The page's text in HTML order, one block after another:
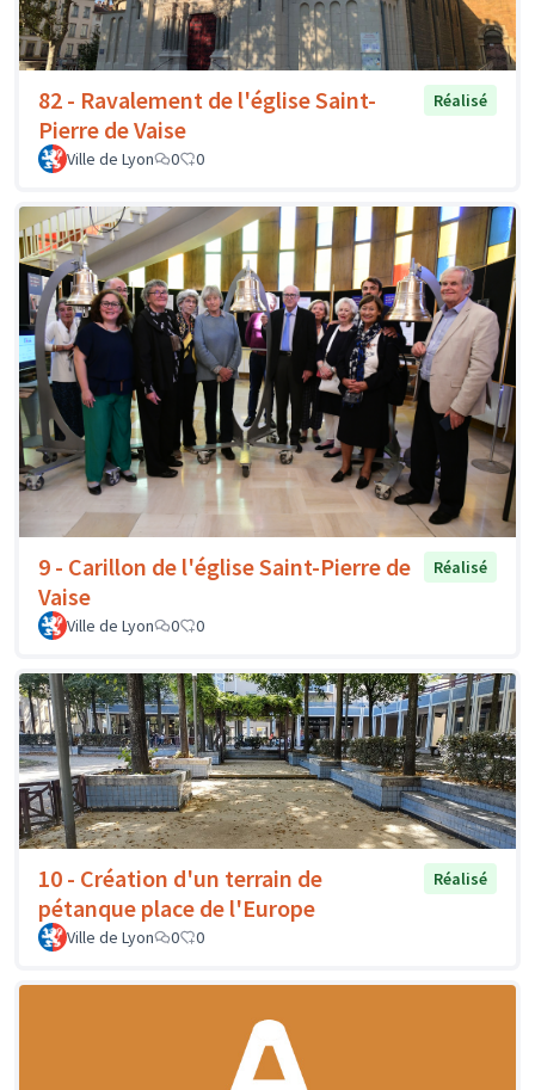
82 - Ravalement de l'église Saint-
Pierre de Vaise
Réalisé
Ville de Lyon 0 0
9 - Carillon de l'église Saint-Pierre de
Vaise
Réalisé
Ville de Lyon 0 0
10 - Création d'un terrain de
pétanque place de l'Europe
Réalisé
Ville de Lyon 0 0